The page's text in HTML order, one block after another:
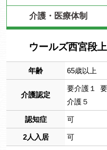
介護・医療体制
ウールズ西宮段
年齢 65歳以上
介護認定
要介護１
介護５
認知症 可
2人入居 可